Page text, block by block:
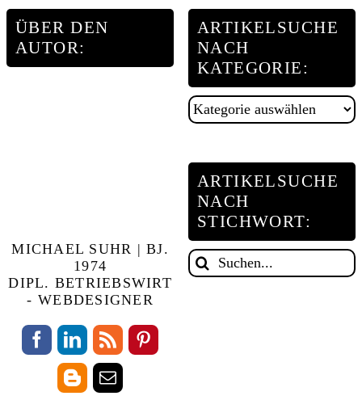
ÜBER DEN
AUTOR:
MICHAEL SUHR | BJ.
1974
DIPL. BETRIEBSWIRT
- WEBDESIGNER
ARTIKELSUCHE
NACH
KATEGORIE:
Artikelsuche
ARTIKELSUCHE
NACH
STICHWORT:
Suche